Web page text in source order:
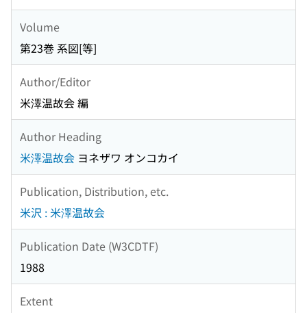
Volume
第23巻 系図[等]
Author/Editor
米澤温故会 編
Author Heading
米澤温故会 ヨネザワ オンコカイ
Publication, Distribution, etc.
米沢 : 米澤温故会
Publication Date (W3CDTF)
1988
Extent